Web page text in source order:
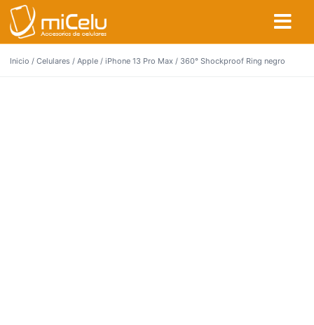
Inicio / Celulares / Apple / iPhone 13 Pro Max / 360° Shockproof Ring negro